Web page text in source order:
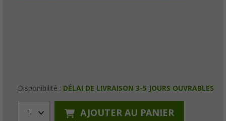
Disponibilité : DÉLAI DE LIVRAISON 3-5 JOURS OUVRABLES
1 AJOUTER AU PANIER